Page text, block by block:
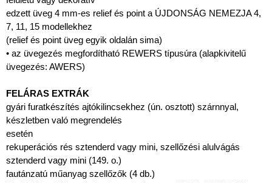
edzett üveg 4 mm-es relief és point a ÚJDONSÁG NEMEZJA 4,
7, 11, 15 modellekhez
(relief és point üveg egyik oldalán sima)
• az üvegezés megfordítható REWERS típusúra (alapkivitelű
üvegezés: AWERS)
FELÁRAS EXTRÁK
gyári furatkészítés ajtókilincsekhez (ún. osztott) szárnnyal,
készletben való megrendelés
esetén
rekuperációs rés sztenderd vagy mini, szellőzési alulvágás
sztenderd vagy mini (149. o.)
fautánzatú műanyag szellőzők (4 db.)